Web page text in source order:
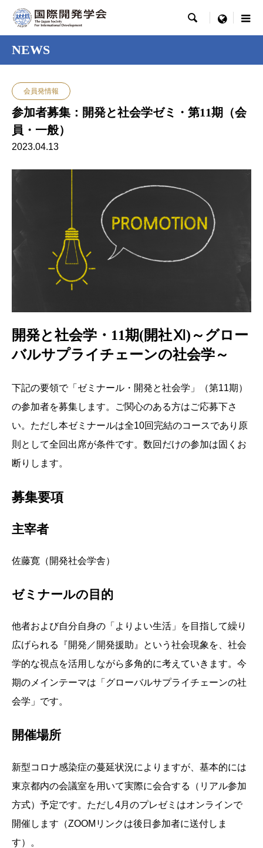
 menu
NEWS
会員発情報
参加者募集：開発と社会学ゼミ・第11期（会
員・一般）
2023.04.13
開発と社会学・11期(開社Ⅺ)～グロー
バルサプライチェーンの社会学～
下記の要領で「ゼミナール・開発と社会学」（第11期）
の参加者を募集します。ご関心のある方はご応募下さ
い。ただし本ゼミナールは全10回完結のコースであり原
則として全回出席が条件です。数回だけの参加は固くお
断りします。
募集要項
主宰者
佐藤寛（開発社会学舎）
ゼミナールの目的
他者および自分自身の「よりよい生活」を目指して繰り
広げられる『開発／開発援助』という社会現象を、社会
学的な視点を活用しながら多角的に考えていきます。今
期のメインテーマは「グローバルサプライチェーンの社
会学」です。
開催場所
新型コロナ感染症の蔓延状況によりますが、基本的には
東京都内の会議室を用いて実際に会合する（リアル参加
方式）予定です。ただし4月のプレゼミはオンラインで
開催します（ZOOMリンクは後日参加者に送付しま
す）。